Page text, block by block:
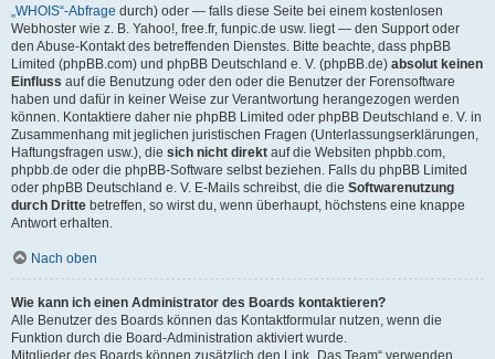
„WHOIS“-Abfrage durch) oder — falls diese Seite bei einem kostenlosen
Webhoster wie z. B. Yahoo!, free.fr, funpic.de usw. liegt — den Support oder
den Abuse-Kontakt des betreffenden Dienstes. Bitte beachte, dass phpBB
Limited (phpBB.com) und phpBB Deutschland e. V. (phpBB.de) absolut keinen
Einfluss auf die Benutzung oder den oder die Benutzer der Forensoftware
haben und dafür in keiner Weise zur Verantwortung herangezogen werden
können. Kontaktiere daher nie phpBB Limited oder phpBB Deutschland e. V. in
Zusammenhang mit jeglichen juristischen Fragen (Unterlassungserklärungen,
Haftungsfragen usw.), die sich nicht direkt auf die Websiten phpbb.com,
phpbb.de oder die phpBB-Software selbst beziehen. Falls du phpBB Limited
oder phpBB Deutschland e. V. E-Mails schreibst, die die Softwarenutzung
durch Dritte betreffen, so wirst du, wenn überhaupt, höchstens eine knappe
Antwort erhalten.
Nach oben
Wie kann ich einen Administrator des Boards kontaktieren?
Alle Benutzer des Boards können das Kontaktformular nutzen, wenn die
Funktion durch die Board-Administration aktiviert wurde.
Mitglieder des Boards können zusätzlich den Link „Das Team“ verwenden.